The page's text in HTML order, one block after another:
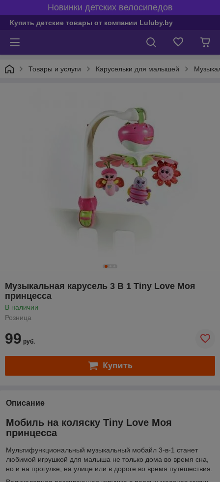
Новинки детских велосипедов
Купить детские товары от компании Luluby.by
Товары и услуги Карусельки для малышей
Музыкальная карусель 3 В 1 Tiny Love Моя
принцесса
В наличии
Розница
99 руб.
Купить
Описание
Мобиль на коляску Tiny Love Моя
принцесса
Мультифункциональный музыкальный мобайл 3-в-1 станет
любимой игрушкой для малыша не только дома во время сна,
но и на прогулке, на улице или в дороге во время путешествия.